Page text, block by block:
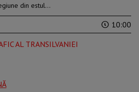
din estul…
10:00
AL TRANSILVANIEI